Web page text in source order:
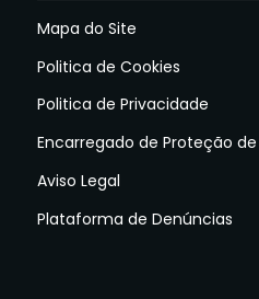
Mapa do Site
Politica de Cookies
Politica de Privacidade
Encarregado de Proteção de
Aviso Legal
Plataforma de Denúncias